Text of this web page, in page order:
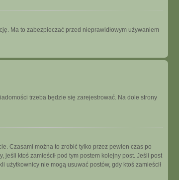
Ma to zabezpieczać przed nieprawidłowym używaniem
trzeba będzie się zarejestrować. Na dole strony
Czasami można to zrobić tylko przez pewien czas po
jeśli ktoś zamieścił pod tym postem kolejny post. Jeśli post
użytkownicy nie mogą usuwać postów, gdy ktoś zamieścił